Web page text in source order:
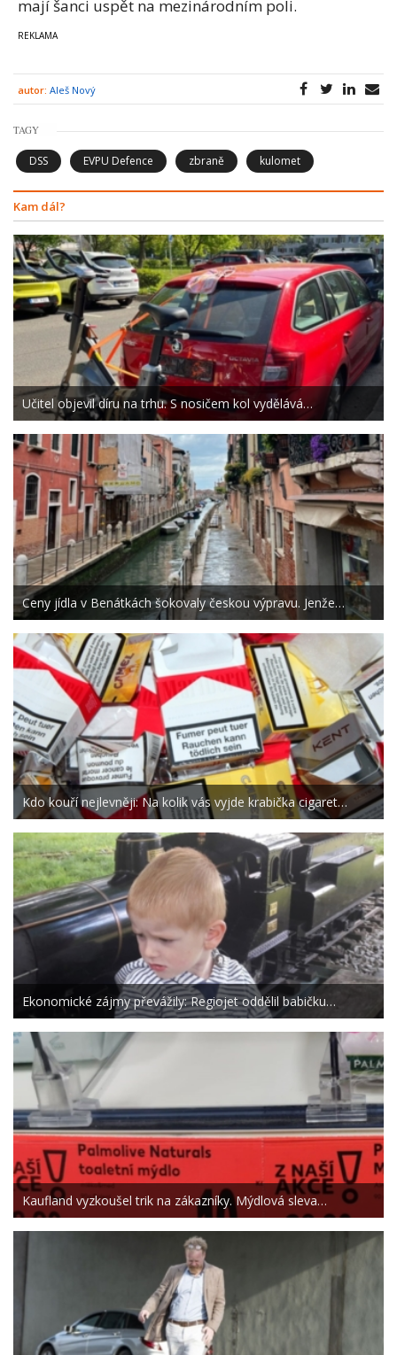
mají šanci uspět na mezinárodním poli.
autor: Aleš Nový
TAGY
DSS EVPU Defence zbraně kulomet
Kam dál?
Učitel objevil díru na trhu. S nosičem kol vydělává…
Ceny jídla v Benátkách šokovaly českou výpravu. Jenže…
Kdo kouří nejlevněji: Na kolik vás vyjde krabička cigaret…
Ekonomické zájmy převážily: Regiojet oddělil babičku…
Kaufland vyzkoušel trik na zákazníky. Mýdlová sleva…